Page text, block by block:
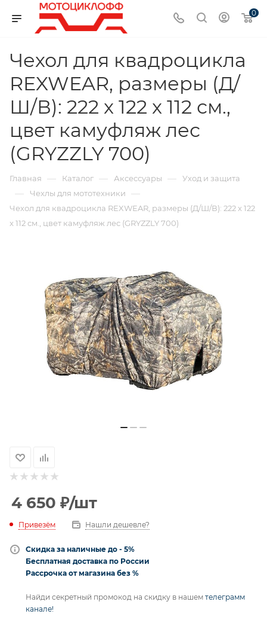
0
Чехол для квадроцикла
REXWEAR, размеры (Д/
Ш/В): 222 x 122 x 112 см.,
цвет камуфляж лес
(GRYZZLY 700)
Главная — Каталог — Аксессуары — Уход и защита
— Чехлы для мототехники —
Чехол для квадроцикла REXWEAR, размеры (Д/Ш/В): 222 x 122
x 112 см., цвет камуфляж лес (GRYZZLY 700)
4 650 ₽/шт
Привезём Нашли дешевле?
Скидка за наличные до - 5%
Бесплатная доставка по России
Рассрочка от магазина без %
Найди секретный промокод на скидку в нашем телеграмм
канале!